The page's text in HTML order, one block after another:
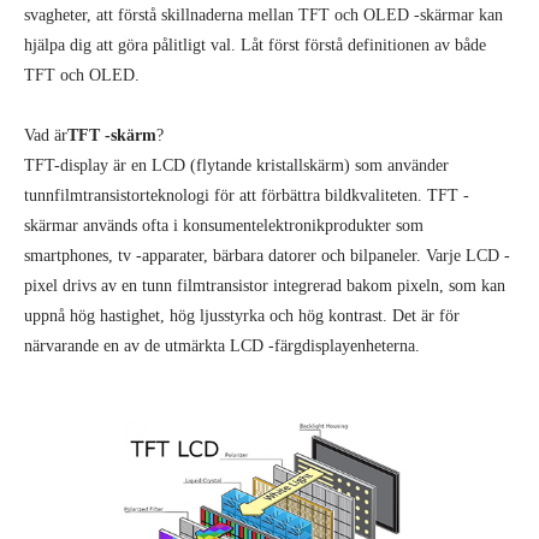
svagheter, att förstå skillnaderna mellan TFT och OLED -skärmar kan
hjälpa dig att göra pålitligt val. Låt först förstå definitionen av både
TFT och OLED.
Vad ärTFT -skärm?
TFT-display är en LCD (flytande kristallskärm) som använder
tunnfilmtransistorteknologi för att förbättra bildkvaliteten. TFT -
skärmar används ofta i konsumentelektronikprodukter som
smartphones, tv -apparater, bärbara datorer och bilpaneler. Varje LCD -
pixel drivs av en tunn filmtransistor integrerad bakom pixeln, som kan
uppnå hög hastighet, hög ljusstyrka och hög kontrast. Det är för
närvarande en av de utmärkta LCD -färgdisplayenheterna.